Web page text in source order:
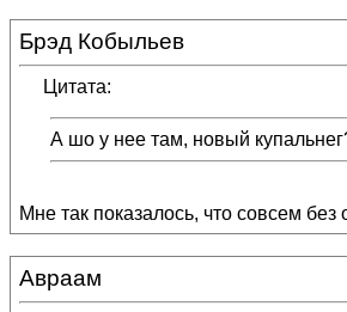
Брэд Кобыльев
Цитата:
А шо у нее там, новый
Мне так показалось, что совсем без
Авраам